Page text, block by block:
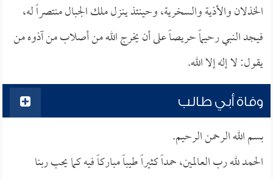
الخذلان والأذية والسخرية، وحينئذ ينزل ملك الجبال منتصراً له،
فيجد النبي رحيماً حريصاً على أن يخرج الله من أصلاب من آذوه من
يقول: لا إله إلا الله.
وفاة أبي طالب
بسم الله الرحمن الرحيم.
الحمد لله رب العالمين، حمداً كثيراً طيباً مباركاً فيه كما يحب ربنا